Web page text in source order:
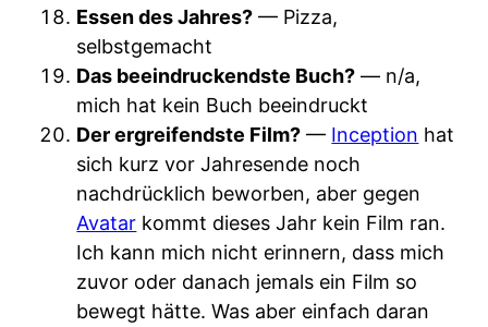
Essen des Jahres? — Pizza,
selbstgemacht
Das beeindruckendste Buch? — n/a,
mich hat kein Buch beeindruckt
Der ergreifendste Film? — Inception hat
sich kurz vor Jahresende noch
nachdrücklich beworben, aber gegen
Avatar kommt dieses Jahr kein Film ran.
Ich kann mich nicht erinnern, dass mich
zuvor oder danach jemals ein Film so
bewegt hätte. Was aber einfach daran